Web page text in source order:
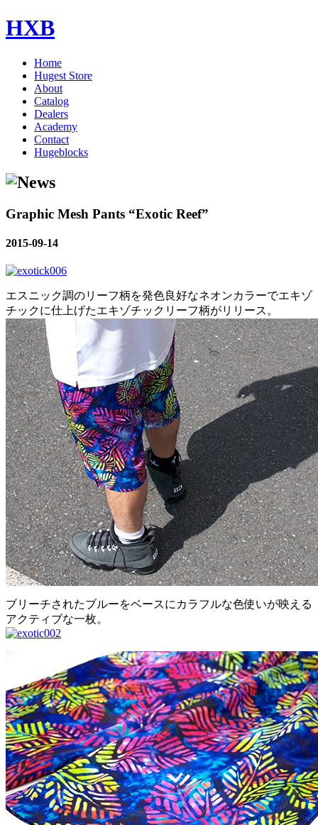
HXB
Home
Hugest Store
About
Catalog
Dealers
Academy
Contact
Hugeblocks
Graphic Mesh Pants “Exotic Reef”
2015-09-14
エスニック調のリーフ柄を発色良好なネオンカラーでエキゾ
チックに仕上げたエキゾチックリーフ柄がリリース。
ブリーチされたブルーをベースにカラフルな色使いが映える
アクティブな一枚。